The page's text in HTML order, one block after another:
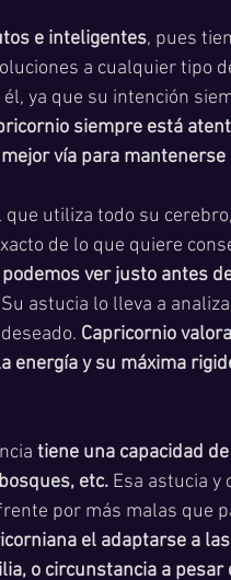
e inteligentes, pues
a cualquier tipo
ya que su intención
siempre está
vía para
utiliza todo su
de lo que quiere
ver justo antes
Su astucia lo lleva a
Capricornio
energía y su máxima
tiene una capacidad
etc. Esa astucia y
por más malas que
el adaptarse a
o circunstancia a